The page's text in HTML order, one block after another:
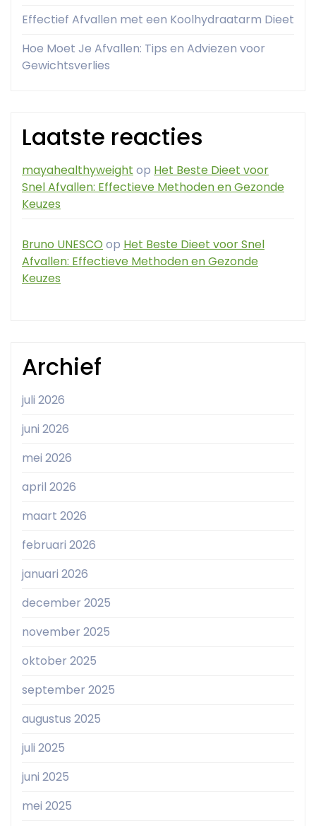
Effectief Afvallen met een Koolhydraatarm Dieet
Hoe Moet Je Afvallen: Tips en Adviezen voor
Gewichtsverlies
Laatste reacties
mayahealthyweight op Het Beste Dieet voor
Snel Afvallen: Effectieve Methoden en Gezonde
Keuzes
Bruno UNESCO op Het Beste Dieet voor Snel
Afvallen: Effectieve Methoden en Gezonde
Keuzes
Archief
juli 2026
juni 2026
mei 2026
april 2026
maart 2026
februari 2026
januari 2026
december 2025
november 2025
oktober 2025
september 2025
augustus 2025
juli 2025
juni 2025
mei 2025